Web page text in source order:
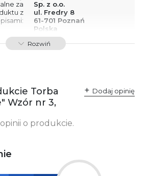
za
z
Sp. z o.o.
ul. Fredry 8
61-701 Poznań
Polska
kontakt@wydajenamsie.pl
+48 61 623 38 38
Rozwiń
Torba
Wzór nr 3,
Dodaj opinię
o produkcie.